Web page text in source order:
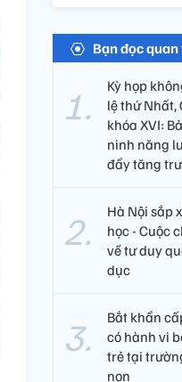
Bạn đọc quan
Kỳ họp
lệ thứ Nhất,
khóa XVI:
ninh năng
đẩy tăng
Hà Nội sắp
học - Cuộc
về tư duy
dục
Bắt khẩn
có hành vi
trẻ tại
non